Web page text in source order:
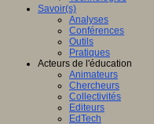
Savoir(s)
Analyses
Conférences
Outils
Pratiques
Acteurs de l'éducation
Animateurs
Chercheurs
Collectivités
Editeurs
EdTech